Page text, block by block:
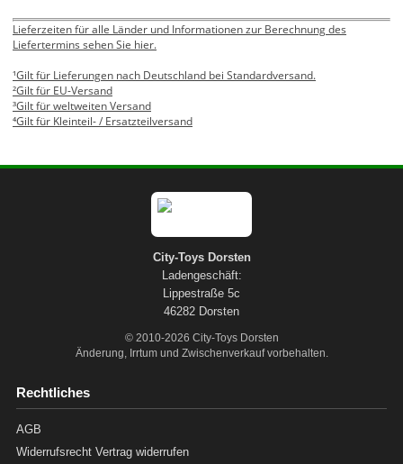
Lieferzeiten für alle Länder und Informationen zur Berechnung des
Liefertermins sehen Sie hier.
¹Gilt für Lieferungen nach Deutschland bei Standardversand.
²Gilt für EU-Versand
³Gilt für weltweiten Versand
⁴Gilt für Kleinteil- / Ersatzteilversand
City-Toys Dorsten
Ladengeschäft:
Lippestraße 5c
46282 Dorsten
© 2010-2026 City-Toys Dorsten
Änderung, Irrtum und Zwischenverkauf vorbehalten.
Rechtliches
AGB
Widerrufsrecht Vertrag widerrufen